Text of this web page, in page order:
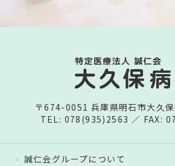
〒674-0051 兵庫県明石市大久
TEL: 078(935)2563 ／ FAX:
誠仁会グループについて